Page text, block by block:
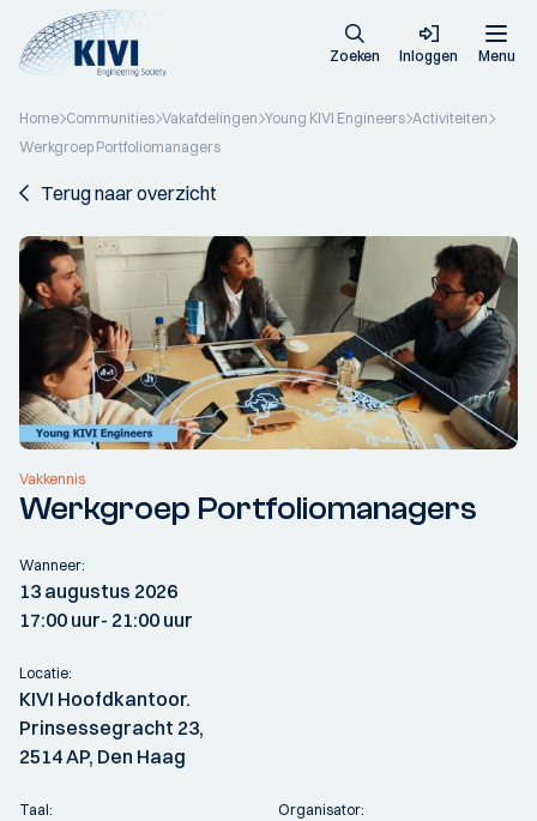
Zoeken Inloggen Menu
Home Communities Vakafdelingen Young KIVI Engineers Activiteiten
Werkgroep Portfoliomanagers
Terug naar overzicht
Vakkennis
Werkgroep Portfoliomanagers
Wanneer:
13 augustus 2026
17:00 uur- 21:00 uur
Locatie:
KIVI Hoofdkantoor.
Prinsessegracht 23,
2514 AP, Den Haag
Taal: Organisator: